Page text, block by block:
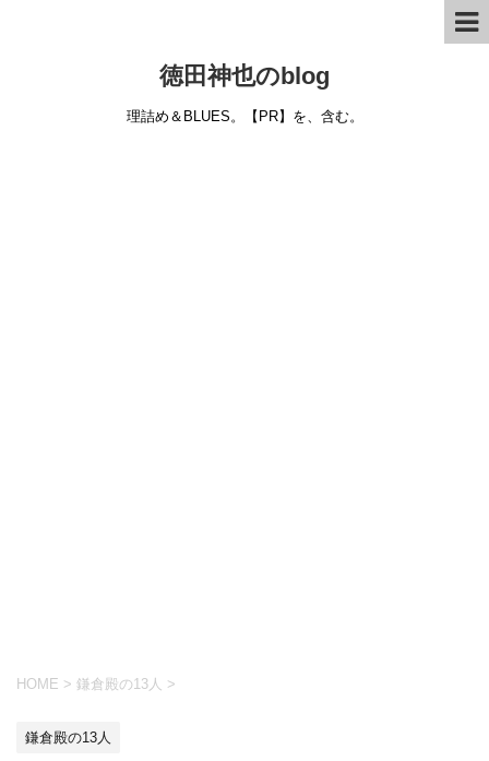
徳田神也のblog
理詰め＆BLUES。【PR】を、含む。
HOME > 鎌倉殿の13人 >
鎌倉殿の13人